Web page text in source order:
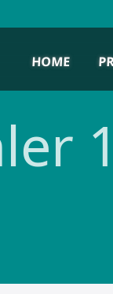
HOME